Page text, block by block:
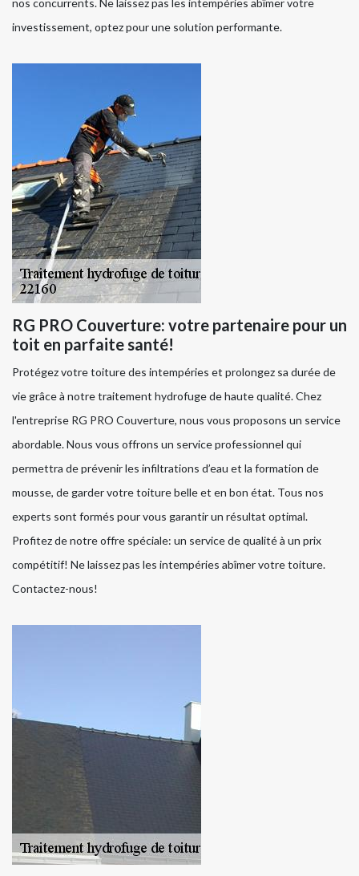
nos concurrents. Ne laissez pas les intempéries abîmer votre
investissement, optez pour une solution performante.
RG PRO Couverture: votre partenaire pour un
toit en parfaite santé!
Protégez votre toiture des intempéries et prolongez sa durée de
vie grâce à notre traitement hydrofuge de haute qualité. Chez
l'entreprise RG PRO Couverture, nous vous proposons un service
abordable. Nous vous offrons un service professionnel qui
permettra de prévenir les infiltrations d’eau et la formation de
mousse, de garder votre toiture belle et en bon état. Tous nos
experts sont formés pour vous garantir un résultat optimal.
Profitez de notre offre spéciale: un service de qualité à un prix
compétitif! Ne laissez pas les intempéries abîmer votre toiture.
Contactez-nous!